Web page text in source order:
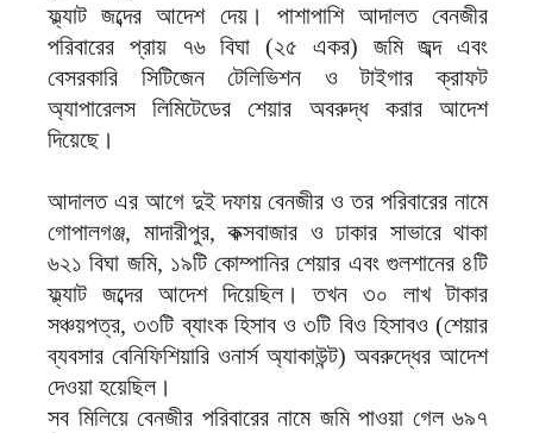
ফ্ল্যাট জব্দের আদেশ দেয়। পাশাপাশি আদালত বেনজীর
পরিবারের প্রায় ৭৬ বিঘা (২৫ একর) জমি জব্দ এবং
বেসরকারি সিটিজেন টেলিভিশন ও টাইগার ক্রাফট
অ্যাপারেলস লিমিটেডের শেয়ার অবরুদ্ধ করার আদেশ
দিয়েছে।
আদালত এর আগে দুই দফায় বেনজীর ও তর পরিবারের নামে
গোপালগঞ্জ, মাদারীপুর, কক্সবাজার ও ঢাকার সাভারে থাকা
৬২১ বিঘা জমি, ১৯টি কোম্পানির শেয়ার এবং গুলশানের ৪টি
ফ্ল্যাট জব্দের আদেশ দিয়েছিল। তখন ৩০ লাখ টাকার
সঞ্চয়পত্র, ৩৩টি ব্যাংক হিসাব ও ৩টি বিও হিসাবও (শেয়ার
ব্যবসার বেনিফিশিয়ারি ওনার্স অ্যাকাউন্ট) অবরুদ্ধের আদেশ
দেওয়া হয়েছিল।
সব মিলিয়ে বেনজীর পরিবারের নামে জমি পাওয়া গেল ৬৯৭